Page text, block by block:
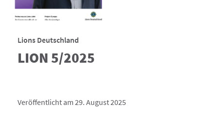
Lions Deutschland
LION 5/2025
Veröffentlicht am 29. August 2025